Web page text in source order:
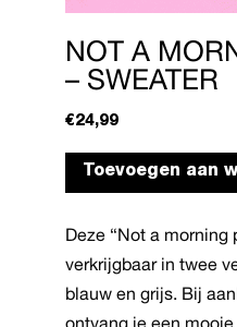
NOT A
– SWEATER
€24,99
Toevoegen aan
Deze “Not a morning
verkrijgbaar in twee
blauw en grijs. Bij
ontvang je een